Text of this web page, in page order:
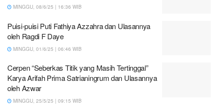
MINGGU, 08/6/25 | 16:36 WIB
Puisi-puisi Puti Fathiya Azzahra dan Ulasannya
oleh Ragdi F Daye
MINGGU, 01/6/25 | 06:46 WIB
Cerpen “Seberkas Titik yang Masih Tertinggal”
Karya Arifah Prima Satrianingrum dan Ulasannya
oleh Azwar
MINGGU, 25/5/25 | 09:15 WIB